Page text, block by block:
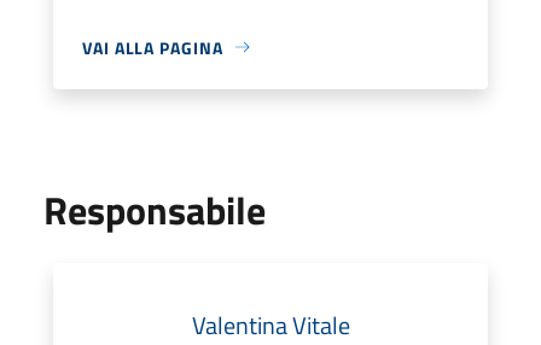
VAI ALLA PAGINA
Responsabile
Valentina Vitale